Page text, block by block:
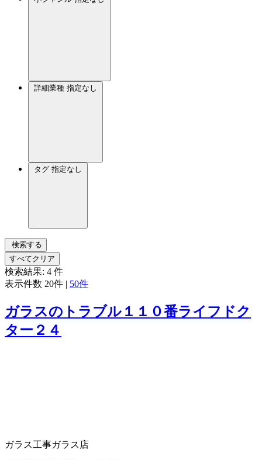
詳細業種 指定なし
タグ 指定なし
検索する
すべてクリア
検索結果: 4 件
表示件数 20件 | 50件
ガラスのトラブル１１０番ライフドク
ター２４
ガラス工事ガラス店